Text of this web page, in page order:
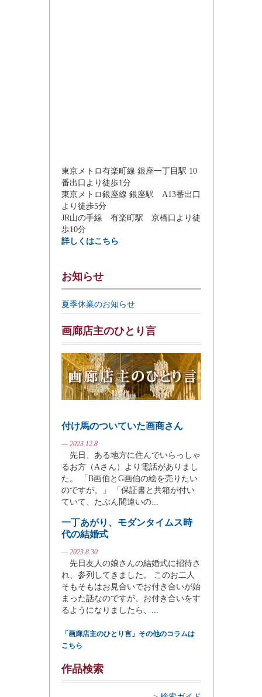
東京メトロ有楽町線 銀座一丁目駅 10
番出口より徒歩1分
東京メトロ銀座線 銀座駅 A13番出口
より徒歩5分
JR山の手線 有楽町駅 京橋口より徒
歩10分
詳しくはこちら
お知らせ
夏季休業のお知らせ
画廊店主のひとり言
付け馬のついていた画商さん
— 2023.12.8
先日、ある地方に住んでいらっしゃ
るお方（Aさん）より電話がありまし
た。 「B画伯とG画伯の絵を売りたい
のですが。」 「保証書と共箱が付い
ていて、たぶん間違いの...
一丁あがり、モダンタイムス時
代の結婚式
— 2023.8.30
先日友人の娘さんの結婚式に招待さ
れ、参列してきました。 このお二人
そもそもはお見合いでお付き合いが始
まった話なのですが、お付き合いをす
るようになりましたら、...
「画廊店主のひとり言」その他のコラムは
こちら
作品検索